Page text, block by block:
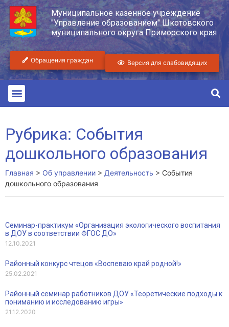
Муниципальное казенное учреждение
"Управление образованием" Шкотовского
муниципального округа Приморского края
Обращения граждан Версия для слабовидящих
Рубрика: События
дошкольного образования
Главная > Об управлении > Деятельность > События
дошкольного образования
Семинар-практикум «Организация экологического воспитания
в ДОУ в соответствии ФГОС ДО»
12.10.2021
Районный конкурс чтецов «Воспеваю край родной!»
25.02.2021
Районный семинар работников ДОУ «Теоретические подходы к
пониманию и исследованию игры»
21.12.2020